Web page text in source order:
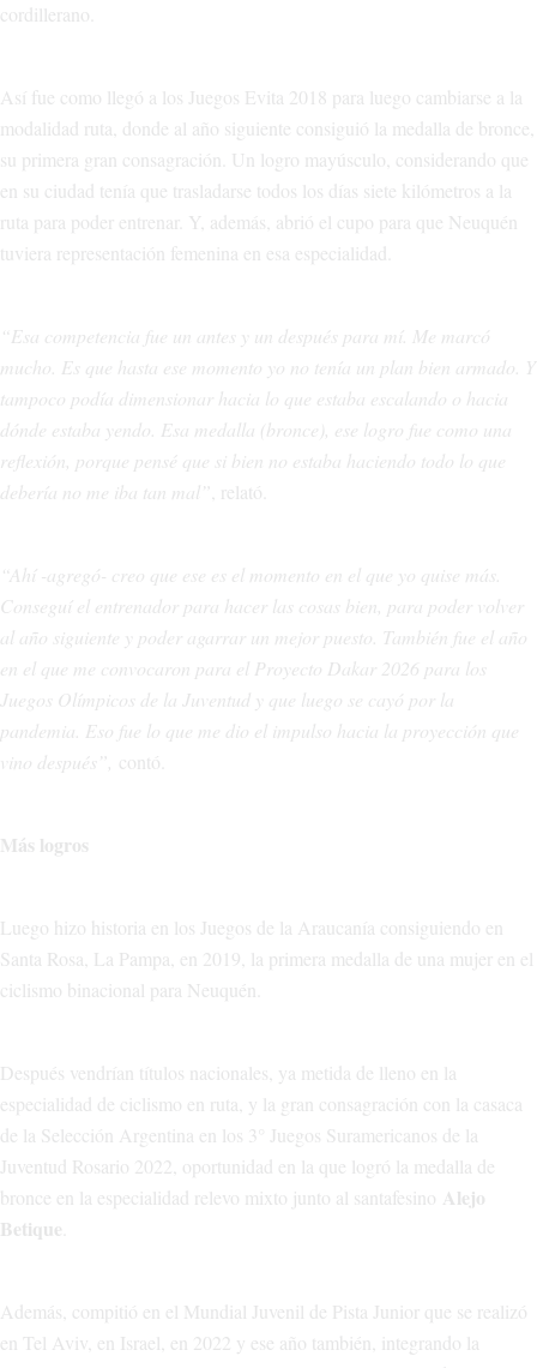
cordillerano.
Así fue como llegó a los Juegos Evita 2018 para luego cambiarse a la
modalidad ruta, donde al año siguiente consiguió la medalla de bronce,
su primera gran consagración. Un logro mayúsculo, considerando que
en su ciudad tenía que trasladarse todos los días siete kilómetros a la
ruta para poder entrenar. Y, además, abrió el cupo para que Neuquén
tuviera representación femenina en esa especialidad.
“Esa competencia fue un antes y un después para mí. Me marcó
mucho. Es que hasta ese momento yo no tenía un plan bien armado. Y
tampoco podía dimensionar hacia lo que estaba escalando o hacia
dónde estaba yendo. Esa medalla (bronce), ese logro fue como una
reflexión, porque pensé que si bien no estaba haciendo todo lo que
debería no me iba tan mal”, relató.
“Ahí -agregó- creo que ese es el momento en el que yo quise más.
Conseguí el entrenador para hacer las cosas bien, para poder volver
al año siguiente y poder agarrar un mejor puesto. También fue el año
en el que me convocaron para el Proyecto Dakar 2026 para los
Juegos Olímpicos de la Juventud y que luego se cayó por la
pandemia. Eso fue lo que me dio el impulso hacia la proyección que
vino después”, contó.
Más logros
Luego hizo historia en los Juegos de la Araucanía consiguiendo en
Santa Rosa, La Pampa, en 2019, la primera medalla de una mujer en el
ciclismo binacional para Neuquén.
Después vendrían títulos nacionales, ya metida de lleno en la
especialidad de ciclismo en ruta, y la gran consagración con la casaca
de la Selección Argentina en los 3° Juegos Suramericanos de la
Juventud Rosario 2022, oportunidad en la que logró la medalla de
bronce en la especialidad relevo mixto junto al santafesino Alejo
Betique
Además, compitió en el Mundial Juvenil de Pista Junior que se realizó
en Tel Aviv, en Israel, en 2022 y ese año también, integrando la